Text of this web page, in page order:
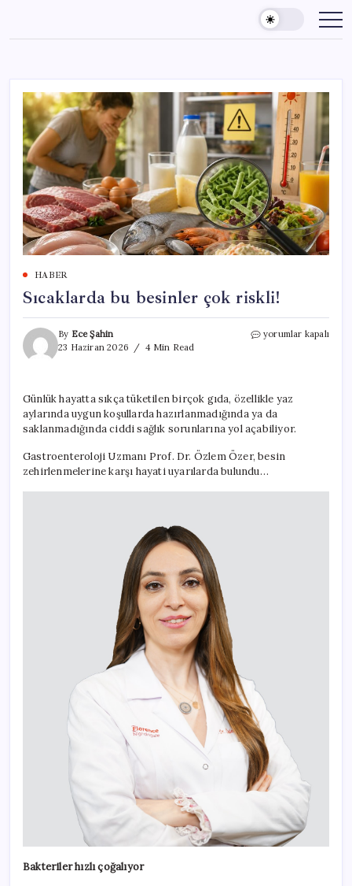
content
HABER
Sıcaklarda bu besinler çok riskli!
By Ece Şahin
23 Haziran 2026
4 Min Read
Sıcaklarda
için
yorumlar kapalı
Günlük hayatta sıkça tüketilen birçok gıda, özellikle yaz
aylarında uygun koşullarda hazırlanmadığında ya da
saklanmadığında ciddi sağlık sorunlarına yol açabiliyor.
Gastroenteroloji Uzmanı Prof. Dr. Özlem Özer, besin
zehirlenmelerine karşı hayati uyarılarda bulundu…
Bakteriler hızlı çoğalıyor